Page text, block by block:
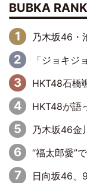
BUBKA
乃木坂46・池田瑛紗と中西アル
「ジョキジョキ
HKT48石橋颯の
HKT48が語った“15周年
乃木坂46金
“福太郎愛”で話題…乃
日向坂46、9月30日に18thシ